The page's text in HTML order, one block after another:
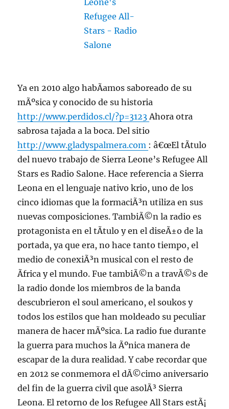
Ya en 2010 algo habÃ­amos saboreado de su
mÃºsica y conocido de su historia
http://www.perdidos.cl/?p=3123Ahora otra
sabrosa tajada a la boca. Del sitio
http://www.gladyspalmera.com : â€œEl tÃ­tulo
del nuevo trabajo de Sierra Leone’s Refugee All
Stars es Radio Salone. Hace referencia a Sierra
Leona en el lenguaje nativo krio, uno de los
cinco idiomas que la formaciÃ³n utiliza en sus
nuevas composiciones. TambiÃ©n la radio es
protagonista en el tÃ­tulo y en el diseÃ±o de la
portada, ya que era, no hace tanto tiempo, el
medio de conexiÃ³n musical con el resto de
Ãfrica y el mundo. Fue tambiÃ©n a travÃ©s de
la radio donde los miembros de la banda
descubrieron el soul americano, el soukos y
todos los estilos que han moldeado su peculiar
manera de hacer mÃºsica. La radio fue durante
la guerra para muchos la Ãºnica manera de
escapar de la dura realidad. Y cabe recordar que
en 2012 se conmemora el dÃ©cimo aniversario
del fin de la guerra civil que asolÃ³ Sierra
Leona. El retorno de los Refugee All Stars estÃ¡